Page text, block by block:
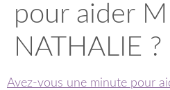
pour aider
NATHALIE ?
Avez-vous une minute pour